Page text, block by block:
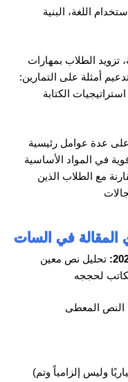
اللغة، البنية
تزويد الطلاب بمهارات
أمثلة على التمارين:
الكتابة
على عدة عوامل رئيسية
في المواد الأساسية
مع الطلاب الذين
المقالة في السات
تحليل نص معين
النص المعطى
(يرجى ملاحظة أن مقال السات أصبح اختياريًا وليس إلزامياً وتم